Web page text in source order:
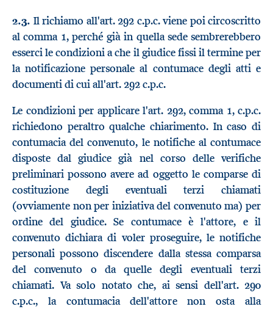
2.3. Il richiamo all'art. 292 c.p.c. viene poi circoscritto
al comma 1, perché già in quella sede sembrerebbero
esserci le condizioni a che il giudice fissi il termine per
la notificazione personale al contumace degli atti e
documenti di cui all'art. 292 c.p.c.
Le condizioni per applicare l'art. 292, comma 1, c.p.c.
richiedono peraltro qualche chiarimento. In caso di
contumacia del convenuto, le notifiche al contumace
disposte dal giudice già nel corso delle verifiche
preliminari possono avere ad oggetto le comparse di
costituzione degli eventuali terzi chiamati
(ovviamente non per iniziativa del convenuto ma) per
ordine del giudice. Se contumace è l'attore, e il
convenuto dichiara di voler proseguire, le notifiche
personali possono discendere dalla stessa comparsa
del convenuto o da quelle degli eventuali terzi
chiamati. Va solo notato che, ai sensi dell'art. 290
c.p.c., la contumacia dell'attore non osta alla